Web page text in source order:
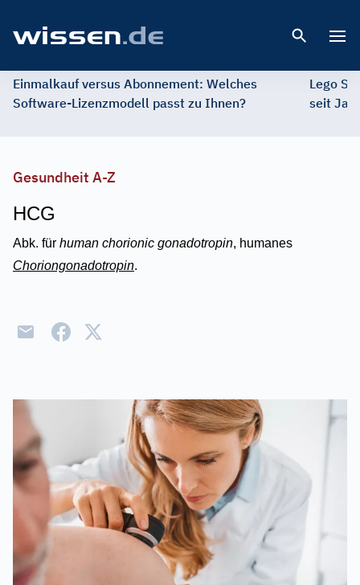
Einmalkauf versus Abonnement: Welches
Software-Lizenzmodell passt zu Ihnen?
Lego
seit
Gesundheit A-Z
HCG
Abk. für human chorionic gonadotropin, humanes
Choriongonadotropin.